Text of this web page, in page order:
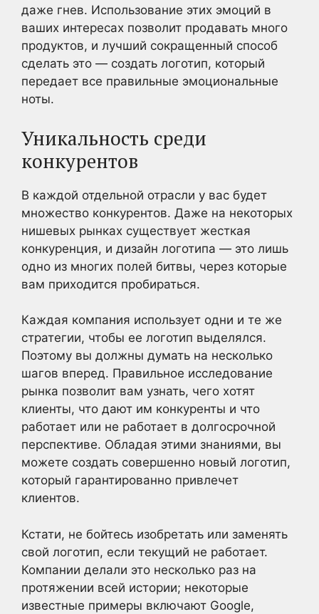
даже гнев. Использование этих эмоций в
ваших интересах позволит продавать много
продуктов, и лучший сокращенный способ
сделать это — создать логотип, который
передает все правильные эмоциональные
ноты.
Уникальность среди
конкурентов
В каждой отдельной отрасли у вас будет
множество конкурентов. Даже на некоторых
нишевых рынках существует жесткая
конкуренция, и дизайн логотипа — это лишь
одно из многих полей битвы, через которые
вам приходится пробираться.
Каждая компания использует одни и те же
стратегии, чтобы ее логотип выделялся.
Поэтому вы должны думать на несколько
шагов вперед. Правильное исследование
рынка позволит вам узнать, чего хотят
клиенты, что дают им конкуренты и что
работает или не работает в долгосрочной
перспективе. Обладая этими знаниями, вы
можете создать совершенно новый логотип,
который гарантированно привлечет
клиентов.
Кстати, не бойтесь изобретать или заменять
свой логотип, если текущий не работает.
Компании делали это несколько раз на
протяжении всей истории; некоторые
известные примеры включают Google,